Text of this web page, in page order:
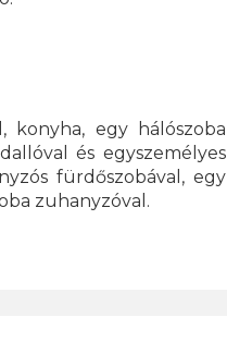
konyha, egy hálószoba
és egyszemélyes
fürdőszobával, egy
zuhanyzóval.